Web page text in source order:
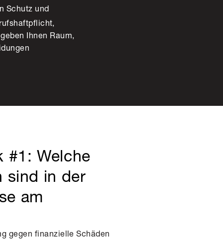
Schutz und
Ihnen Raum,
#1: Welche
sind in der
am
gegen finanzielle Schäden